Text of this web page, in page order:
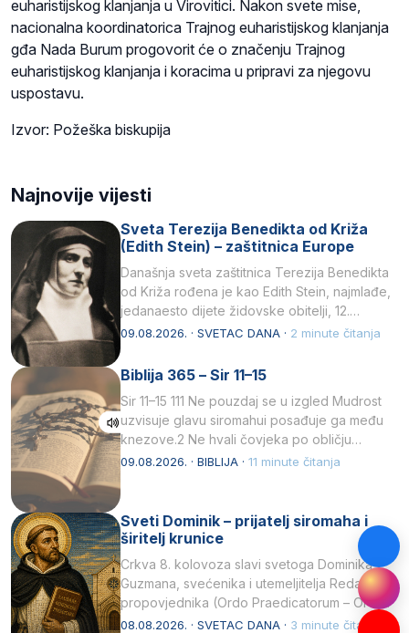
euharistijskog klanjanja u Virovitici. Nakon svete mise,
nacionalna koordinatorica Trajnog euharistijskog klanjanja
gđa Nada Burum progovorit će o značenju Trajnog
euharistijskog klanjanja i koracima u pripravi za njegovu
uspostavu.
Izvor: Požeška biskupija
Najnovije vijesti
Sveta Terezija Benedikta od Križa
(Edith Stein) – zaštitnica Europe
Današnja sveta zaštitnica Terezija Benedikta
od Križa rođena je kao Edith Stein, najmlađe,
jedanaesto dijete židovske obitelji, 12.
listopada 1891, u Wrocławu…
09.08.2026. · SVETAC DANA · 2 minute čitanja
Biblija 365 – Sir 11–15
Sir 11–15 111 Ne pouzdaj se u izgled Mudrost
uzvisuje glavu siromahui posađuje ga među
knezove.2 Ne hvali čovjeka po obličju
njegovui…
09.08.2026. · BIBLIJA · 11 minute čitanja
Sveti Dominik – prijatelj siromaha i
širitelj krunice
Crkva 8. kolovoza slavi svetoga Dominika
Guzmana, svećenika i utemeljitelja Reda
propovjednika (Ordo Praedicatorum – OP).
Svojim životom, dubokom ljubavlju prema
08.08.2026. · SVETAC DANA · 3 minute čitanja